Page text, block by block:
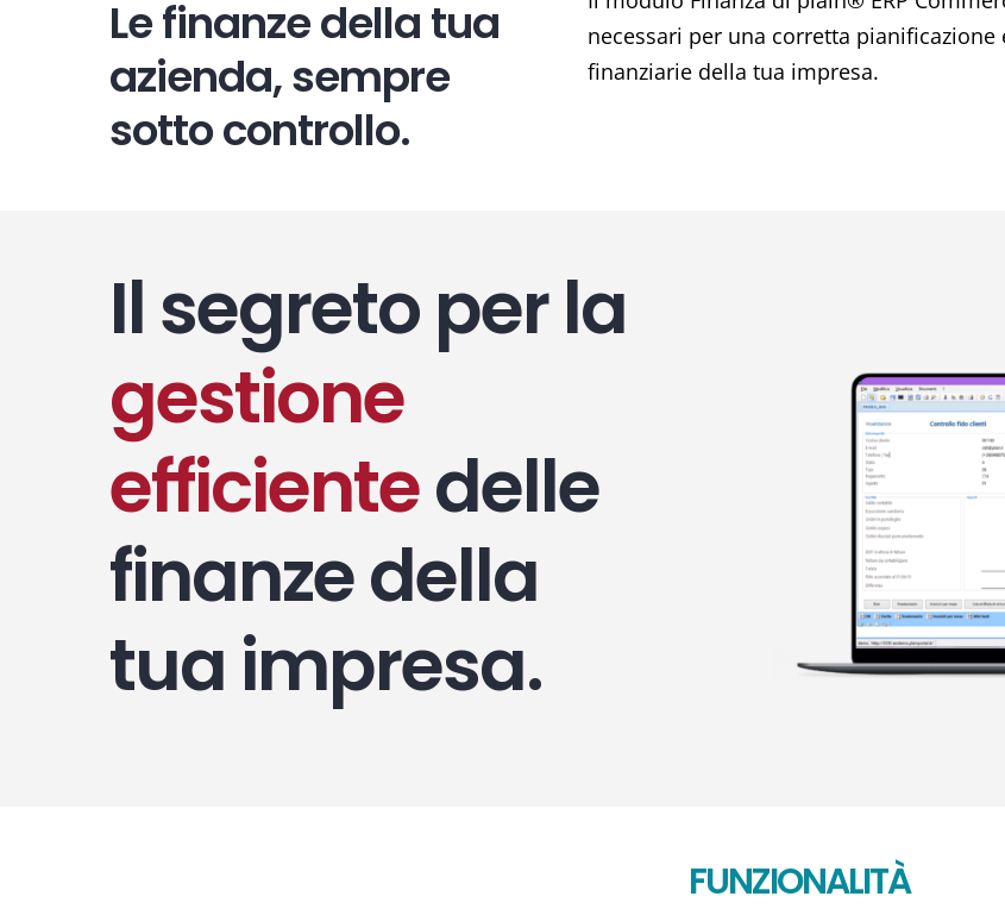
Le finanze della tua
azienda, sempre
sotto controllo.
necessari per una corretta
finanziarie della tua impresa.
Il segreto per la
gestione
efficientedelle
finanze della
tua impresa.
FUNZIONALITÀ